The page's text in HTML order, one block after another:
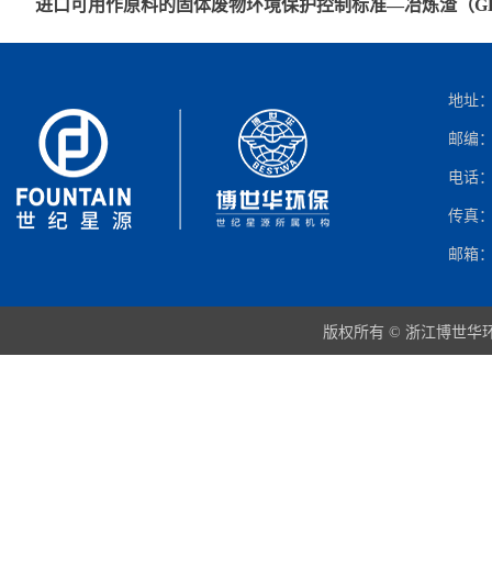
进口可用作原料的固体废物环境保护控制标准—冶炼渣（
地址
邮编
电话
传真
邮箱
版权所有 © 浙江博世华